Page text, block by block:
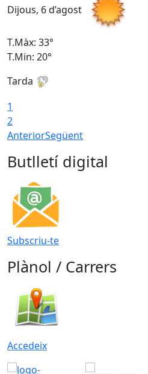
Dijous, 6 d’agost
T.Màx: 33°
T.Min: 20°
Tarda
1
2
AnteriorSegüent
Butlletí digital
Subscriu-te
Plànol / Carrers
Accedeix